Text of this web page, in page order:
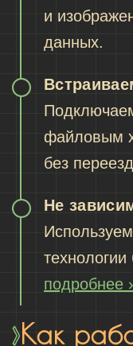
и
данных.
файловым
без
Не
подробнее
Как